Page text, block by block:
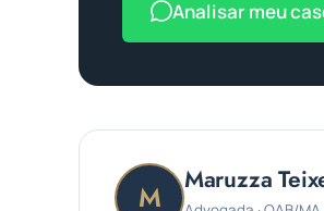
Analisar meu
M Maruzza